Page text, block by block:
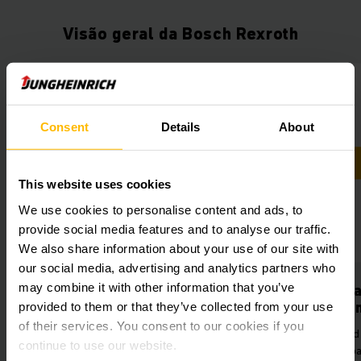
Consent Details About
This website uses cookies
We use cookies to personalise content and ads, to
provide social media features and to analyse our traffic.
We also share information about your use of our site with
our social media, advertising and analytics partners who
may combine it with other information that you’ve
provided to them or that they’ve collected from your use
of their services. You consent to our cookies if you
continue to use our website.
Visão geral da Bosch Rexroth
Processos altamente
eficientes
Uso otimizado de recursos e
serviço premium para garantir uma
Alta
Respeito ao
meio do
fotovoltaica,